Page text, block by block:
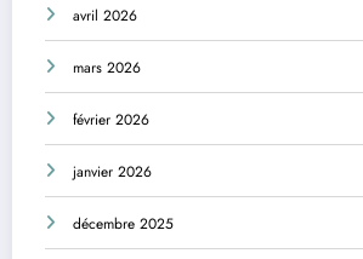
avril 2026
mars 2026
février 2026
janvier 2026
décembre 2025